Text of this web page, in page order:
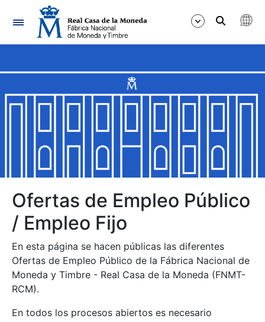
Navegación
Mostrar/Ocultar
Mostrar/Ocultar
Mostrar/Ocultar
Mostrar/Ocultar
Mostrar/Ocultar
Ofertas de Empleo Público
/ Empleo Fijo
En esta página se hacen públicas las diferentes
Ofertas de Empleo Público de la Fábrica Nacional de
Moneda y Timbre - Real Casa de la Moneda (FNMT-
RCM).
En todos los procesos abiertos es necesario